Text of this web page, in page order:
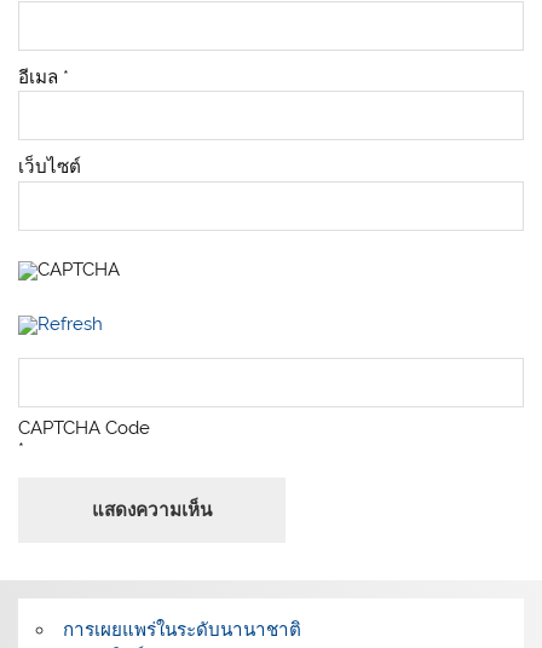
อีเมล *
เว็บไซต์
CAPTCHA Code
*
การเผยแพร่ในระดับนานาชาติ